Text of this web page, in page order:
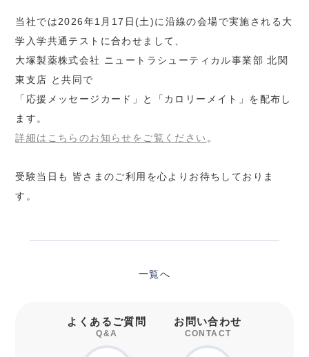
当社では2026年1月17日(土)に沿線の会場で実施される大
学入学共通テストに合わせまして、
大塚製薬株式会社 ニュートラシューティカル事業部 北関
東支店 と共同で
「応援メッセージカード」と「カロリーメイト」を配布し
ます。
詳細はこちらのお知らせをご覧ください 。
受験当日も 皆さまのご利用を心よりお待ちしておりま
す。
一覧へ
よくあるご質問
Q&A
お問い合わせ
CONTACT